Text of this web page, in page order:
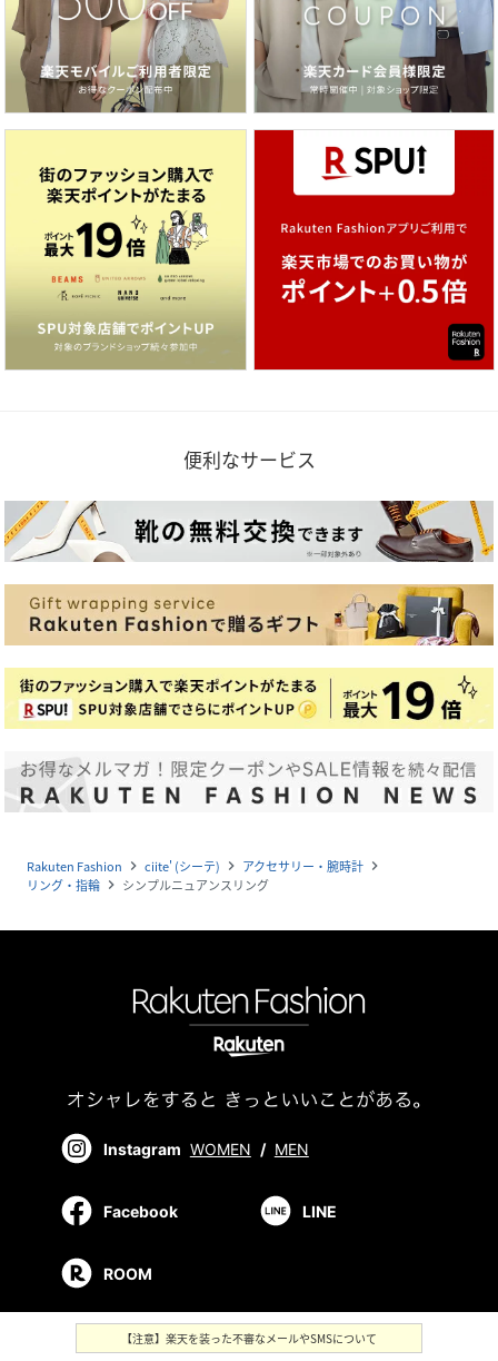
便利なサービス
Rakuten Fashion navigate_next ciite' (シーテ) navigate_next アクセサリー・腕時計 navigate_next
リング・指輪 navigate_next シンプルニュアンスリング
Instagram WOMEN / MEN
Facebook LINE
ROOM
【注意】楽天を装った不審なメールやSMSについて